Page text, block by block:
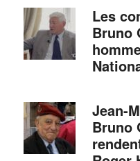
Les
Bruno
Jean-
Bruno